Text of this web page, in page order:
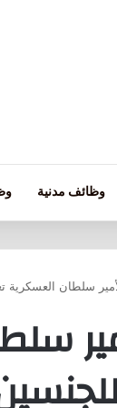
وظائف مدنية
سلطان